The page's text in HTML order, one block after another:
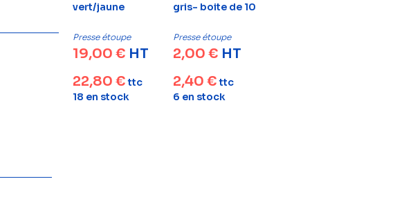
vert/jaune
Presse étoupe
19,00 € HT
22,80 €ttc
18 en stock
gris- boite de 10
Presse étoupe
2,00 € HT
2,40 €ttc
6 en stock